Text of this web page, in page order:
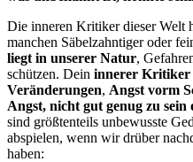
Die inneren Kritiker dieser Welt
manchen Säbelzahntiger oder
liegt in unserer Natur,
schützen. Dein innerer Kritiker
Veränderungen, Angst vorm
Angst, nicht gut genug zu
sind größtenteils unbewusste
abspielen, wenn wir drüber
haben: